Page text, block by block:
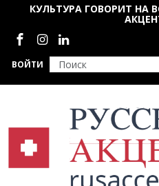
Перейти к основному
ВОЙТИ
КУЛЬТУРА ГОВОРИТ НА
Социальные сети